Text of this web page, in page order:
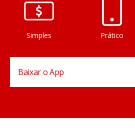
Simples Prático
Baixar o App